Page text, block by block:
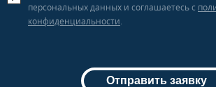
персональных данных и соглашаетесь c
конфиденциальности.
Отправить заявку